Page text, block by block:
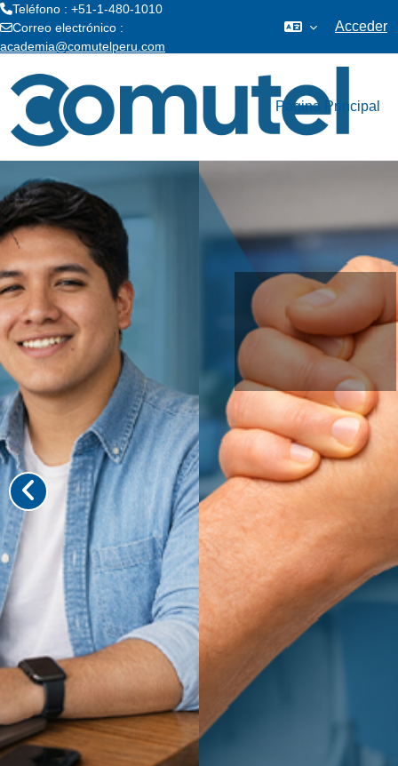
Teléfono : +51-1-480-1010
Correo electrónico :
academia@comutelperu.com
Acceder
Página Principal